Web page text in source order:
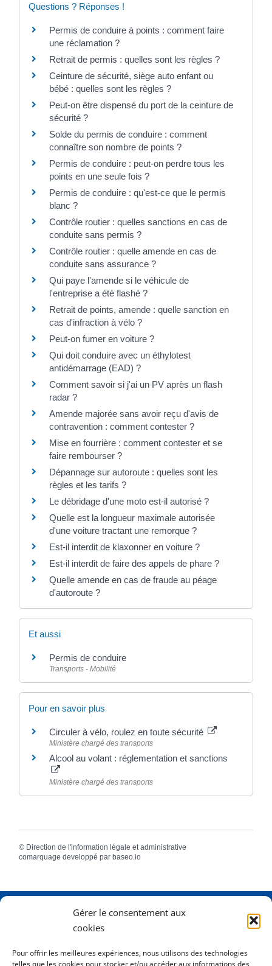
Gérer le consentement aux
cookies
Pour offrir les meilleures expériences, nous utilisons des technologies
telles que les cookies pour stocker et/ou accéder aux informations des
Questions ? Réponses !
Permis de conduire à points : comment faire
une réclamation ?
Retrait de permis : quelles sont les règles ?
Ceinture de sécurité, siège auto enfant ou
bébé : quelles sont les règles ?
Peut-on être dispensé du port de la ceinture de
sécurité ?
Solde du permis de conduire : comment
connaître son nombre de points ?
Permis de conduire : peut-on perdre tous les
points en une seule fois ?
Permis de conduire : qu'est-ce que le permis
blanc ?
Contrôle routier : quelles sanctions en cas de
conduite sans permis ?
Contrôle routier : quelle amende en cas de
conduite sans assurance ?
Qui paye l'amende si le véhicule de
l'entreprise a été flashé ?
Retrait de points, amende : quelle sanction en
cas d'infraction à vélo ?
Peut-on fumer en voiture ?
Qui doit conduire avec un éthylotest
antidémarrage (EAD) ?
Comment savoir si j'ai un PV après un flash
radar ?
Amende majorée sans avoir reçu d'avis de
contravention : comment contester ?
Mise en fourrière : comment contester et se
faire rembourser ?
Dépannage sur autoroute : quelles sont les
règles et les tarifs ?
Le débridage d'une moto est-il autorisé ?
Quelle est la longueur maximale autorisée
d'une voiture tractant une remorque ?
Est-il interdit de klaxonner en voiture ?
Est-il interdit de faire des appels de phare ?
Quelle amende en cas de fraude au péage
d'autoroute ?
Et aussi
Permis de conduire
Transports - Mobilité
Pour en savoir plus
Circuler à vélo, roulez en toute sécurité
Ministère chargé des transports
Alcool au volant : réglementation et sanctions
Ministère chargé des transports
© Direction de l'information légale et administrative
comarquage developpé par baseo.io
2 Rue Dame Pernette